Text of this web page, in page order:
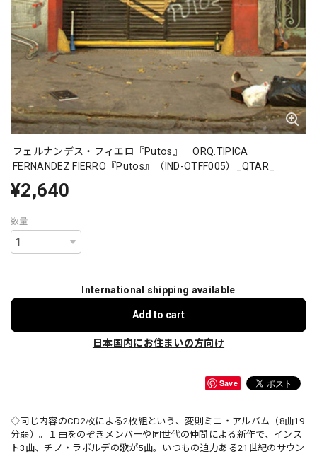
フェルナンデス・フィエロ『Putos』｜ORQ.TIPICA
FERNANDEZ FIERRO『Putos』（IND-OTFF005）_QTAR_
¥2,640
数量
International shipping available
Add to cart
日本国内にお住まいの方向け
Save
◇同じ内容のCD2枚による2枚組という、変則ミニ・アルバム（8曲19
分弱）。１曲をのぞきメンバーや同世代の仲間による新作で、インス
ト3曲、チノ・ラボルデの歌が5曲。いつもの迫力ある21世紀のサウン